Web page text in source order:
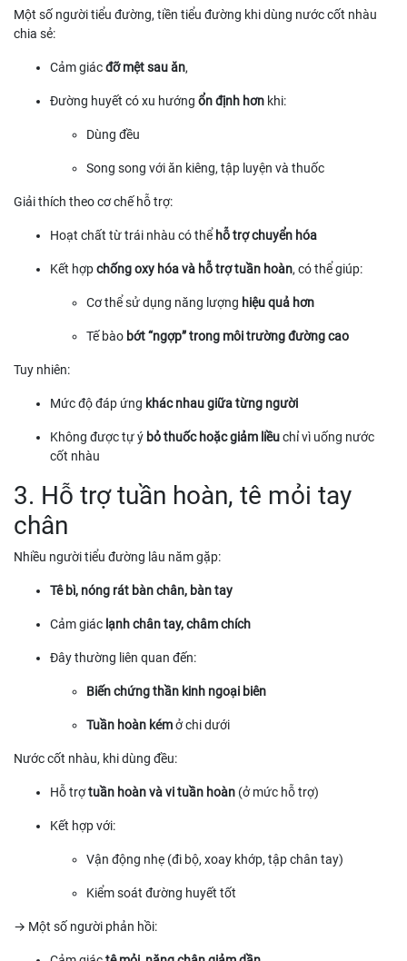
Một số người tiểu đường, tiền tiểu đường khi dùng nước cốt nhàu
chia sẻ:
Cảm giácđỡ mệt sau ăn,
Đường huyết có xu hướng ổn định hơn khi:
Dùng đều
Song song với ăn kiêng, tập luyện và thuốc
Giải thích theo cơ chế hỗ trợ:
Hoạt chất từ trái nhàu có thể hỗ trợ chuyển hóa
Kết hợpchống oxy hóa và hỗ trợ tuần hoàn, có thể giúp:
Cơ thể sử dụng năng lượng hiệu quả hơn
Tế bào bớt “ngợp” trong môi trường đường cao
Tuy nhiên:
Mức độ đáp ứng khác nhau giữa từng người
Không được tự ý bỏ thuốc hoặc giảm liềuchỉ vì uống nước
cốt nhàu
3. Hỗ trợ tuần hoàn, tê mỏi tay
chân
Nhiều người tiểu đường lâu năm gặp:
Tê bì, nóng rát bàn chân, bàn tay
Cảm giác lạnh chân tay, châm chích
Đây thường liên quan đến:
Biến chứng thần kinh ngoại biên
Tuần hoàn kémở chi dưới
Nước cốt nhàu, khi dùng đều:
Hỗ trợtuần hoàn và vi tuần hoàn (ở mức hỗ trợ)
Kết hợp với:
Vận động nhẹ (đi bộ, xoay khớp, tập chân tay)
Kiểm soát đường huyết tốt
→ Một số người phản hồi: